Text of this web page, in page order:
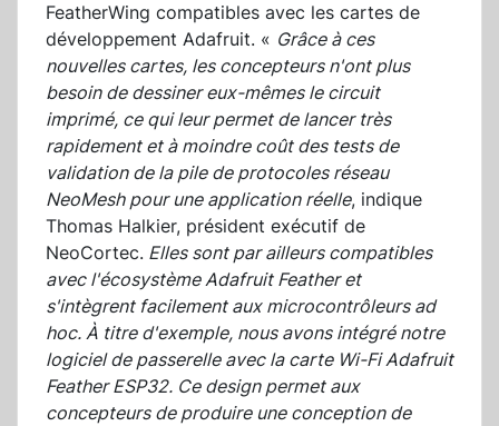
FeatherWing compatibles avec les cartes de
développement Adafruit. « Grâce à ces
nouvelles cartes, les concepteurs n'ont plus
besoin de dessiner eux-mêmes le circuit
imprimé, ce qui leur permet de lancer très
rapidement et à moindre coût des tests de
validation de la pile de protocoles réseau
NeoMesh pour une application réelle, indique
Thomas Halkier, président exécutif de
NeoCortec. Elles sont par ailleurs compatibles
avec l'écosystème Adafruit Feather et
s'intègrent facilement aux microcontrôleurs ad
hoc. À titre d'exemple, nous avons intégré notre
logiciel de passerelle avec la carte Wi-Fi Adafruit
Feather ESP32. Ce design permet aux
concepteurs de produire une conception de